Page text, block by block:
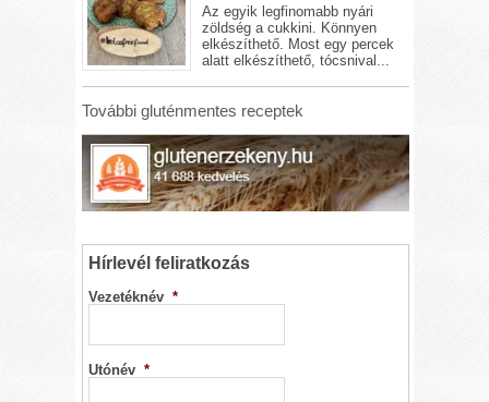
Az egyik legfinomabb nyári
zöldség a cukkini. Könnyen
elkészíthető. Most egy percek
alatt elkészíthető, tócsnival...
További gluténmentes receptek
Hírlevél feliratkozás
Vezetéknév *
Utónév *